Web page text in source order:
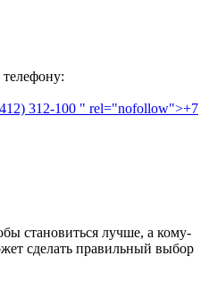
312-100 " rel="nofollow">+7
становиться лучше, а кому-
сделать правильный выбор